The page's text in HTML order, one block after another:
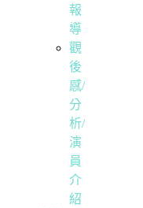
報
導
觀
後
感/
分
析/
演
員
介
紹